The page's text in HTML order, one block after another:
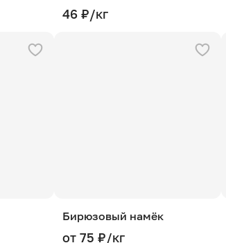
46 ₽/кг
Бирюзовый намёк
от 75 ₽/кг